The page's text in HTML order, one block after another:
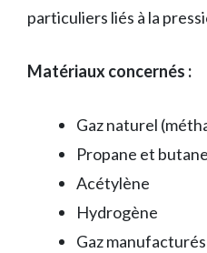
particuliers liés à la
Matériaux concernés :
Gaz naturel
Propane et butane
Acétylène
Hydrogène
Gaz